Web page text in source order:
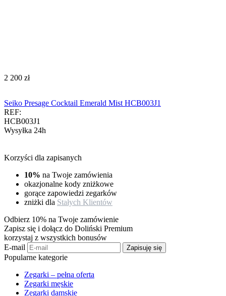
‍2 200‍ zł
Seiko Presage Cocktail Emerald Mist HCB003J1
REF:
HCB003J1
Wysyłka 24h
Korzyści dla zapisanych
10% na Twoje zamówienia
okazjonalne kody zniżkowe
gorące zapowiedzi zegarków
zniżki dla Stałych Klientów
Odbierz 10% na Twoje zamówienie
Zapisz się i dołącz do Doliński Premium
korzystaj z wszystkich bonusów
E-mail
Zapisuję się
Popularne kategorie
Zegarki – pełna oferta
Zegarki męskie
Zegarki damskie